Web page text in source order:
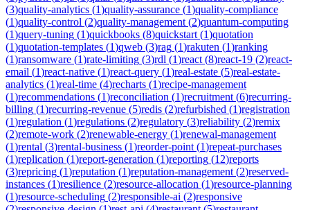
(3)quality-analytics (1)quality-assurance (1)quality-compliance
(1)quality-control (2)quality-management (2)quantum-computing
(1)query-tuning (1)quickbooks (8)quickstart (1)quotation
(1)quotation-templates (1)qweb (3)rag (1)rakuten (1)ranking
(1)ransomware (1)rate-limiting (3)rdl (1)react (8)react-19 (2)react-
email (1)react-native (1)react-query (1)real-estate (5)real-estate-
analytics (1)real-time (4)recharts (1)recipe-management
(1)recommendations (1)reconciliation (1)recruitment (6)recurring-
billing (1)recurring-revenue (5)redis (2)refurbished (1)registration
(1)regulation (1)regulations (2)regulatory (3)reliability (2)remix
(2)remote-work (2)renewable-energy (1)renewal-management
(1)rental (3)rental-business (1)reorder-point (1)repeat-purchases
(1)replication (1)report-generation (1)reporting (12)reports
(3)repricing (1)reputation (1)reputation-management (2)reserved-
instances (1)resilience (2)resource-allocation (1)resource-planning
(1)resource-scheduling (2)responsible-ai (2)responsive